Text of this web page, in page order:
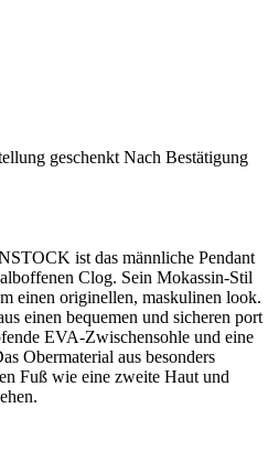
geschenkt Nach Bestätigung
ist das männliche Pendant
Clog. Sein Mokassin-Stil
einen originellen, maskulinen look.
einen bequemen und sicheren port
EVA-Zwischensohle und eine
Obermaterial aus besonders
Fuß wie eine zweite Haut und